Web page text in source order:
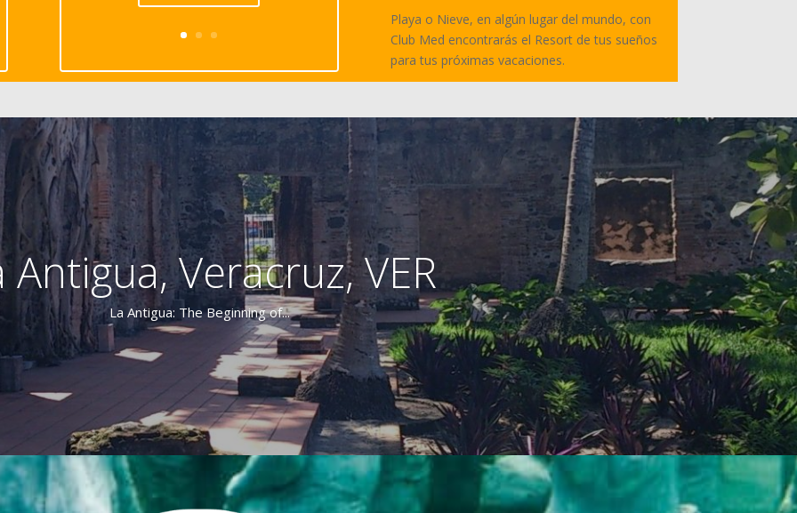
Playa o Nieve, en algún lugar del mundo, con
Club Med encontrarás el Resort de tus sueños
para tus próximas vacaciones.
Antigua, Veracruz, VER
La Antigua: The Beginning of...